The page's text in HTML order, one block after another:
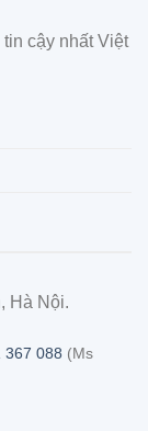
cậy nhất Việt
Hà Nội.
367 088 (Ms